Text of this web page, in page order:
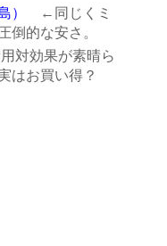
）
←同じくミ
倒的な安さ。
対効果が素晴ら
はお買い得？